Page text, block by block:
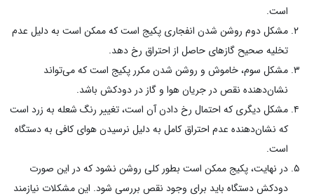
است.
مشکل دوم روشن شدن انفجاری پکیج است که ممکن است به دلیل عدم
تخلیه صحیح گازهای حاصل از احتراق رخ دهد.
مشکل سوم، خاموش و روشن شدن مکرر پکیج است که می‌تواند
نشان‌دهنده نقص در جریان هوا و گاز در دودکش باشد.
مشکل دیگری که احتمال رخ دادن آن است، تغییر رنگ شعله به زرد است
که نشان‌دهنده عدم احتراق کامل به دلیل نرسیدن هوای کافی به دستگاه
است.
در نهایت، پکیج ممکن است ‌بطور کلی روشن نشود که در این صورت
دودکش دستگاه باید برای وجود نقص بررسی شود. این مشکلات نیازمند